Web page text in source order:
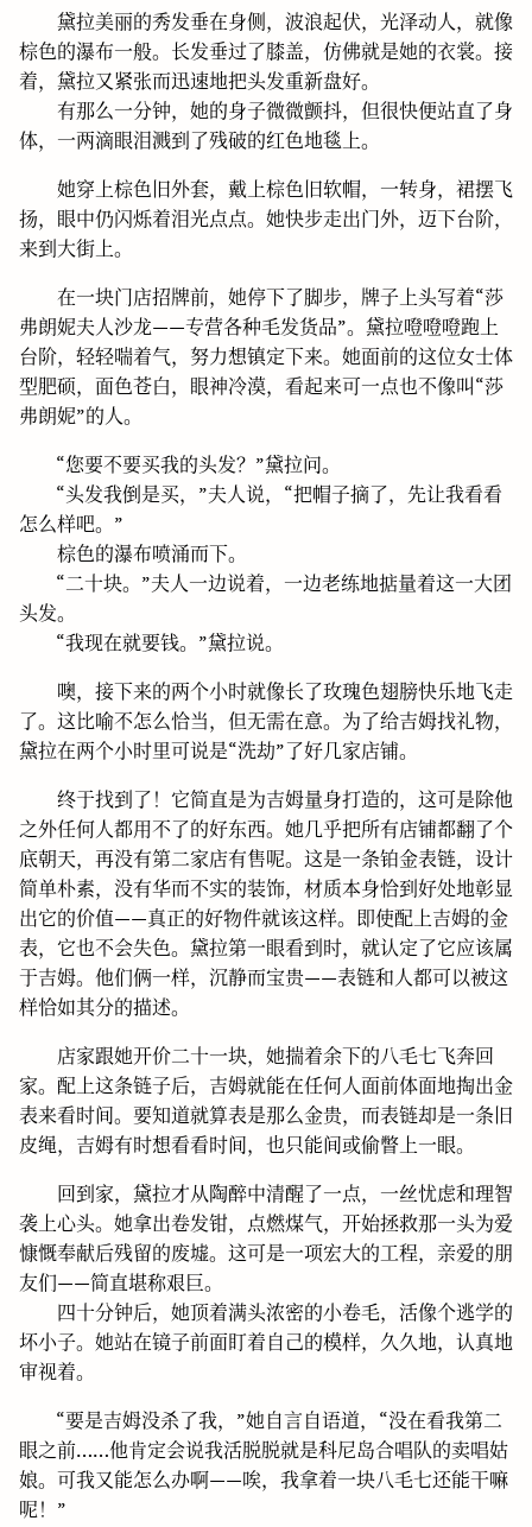
黛拉美丽的秀发垂在身侧，波浪起伏，光泽动人，就像
棕色的瀑布一般。长发垂过了膝盖，仿佛就是她的衣裳。接
着，黛拉又紧张而迅速地把头发重新盘好。
有那么一分钟，她的身子微微颤抖，但很快便站直了身
体，一两滴眼泪溅到了残破的红色地毯上。
她穿上棕色旧外套，戴上棕色旧软帽，一转身，裙摆飞
扬，眼中仍闪烁着泪光点点。她快步走出门外，迈下台阶，
来到大街上。
在一块门店招牌前，她停下了脚步，牌子上头写着“莎
弗朗妮夫人沙龙——专营各种毛发货品”。黛拉噔噔噔跑上
台阶，轻轻喘着气，努力想镇定下来。她面前的这位女士体
型肥硕，面色苍白，眼神冷漠，看起来可一点也不像叫“莎
弗朗妮”的人。
“您要不要买我的头发？”黛拉问。
“头发我倒是买，”夫人说，“把帽子摘了，先让我看看
怎么样吧。”
棕色的瀑布喷涌而下。
“二十块。”夫人一边说着，一边老练地掂量着这一大团
头发。
“我现在就要钱。”黛拉说。
噢，接下来的两个小时就像长了玫瑰色翅膀快乐地飞走
了。这比喻不怎么恰当，但无需在意。为了给吉姆找礼物，
黛拉在两个小时里可说是“洗劫”了好几家店铺。
终于找到了！它简直是为吉姆量身打造的，这可是除他
之外任何人都用不了的好东西。她几乎把所有店铺都翻了个
底朝天，再没有第二家店有售呢。这是一条铂金表链，设计
简单朴素，没有华而不实的装饰，材质本身恰到好处地彰显
出它的价值——真正的好物件就该这样。即使配上吉姆的金
表，它也不会失色。黛拉第一眼看到时，就认定了它应该属
于吉姆。他们俩一样，沉静而宝贵——表链和人都可以被这
样恰如其分的描述。
店家跟她开价二十一块，她揣着余下的八毛七飞奔回
家。配上这条链子后，吉姆就能在任何人面前体面地掏出金
表来看时间。要知道就算表是那么金贵，而表链却是一条旧
皮绳，吉姆有时想看看时间，也只能间或偷瞥上一眼。
回到家，黛拉才从陶醉中清醒了一点，一丝忧虑和理智
袭上心头。她拿出卷发钳，点燃煤气，开始拯救那一头为爱
慷慨奉献后残留的废墟。这可是一项宏大的工程，亲爱的朋
友们——简直堪称艰巨。
四十分钟后，她顶着满头浓密的小卷毛，活像个逃学的
坏小子。她站在镜子前面盯着自己的模样，久久地，认真地
审视着。
“要是吉姆没杀了我，”她自言自语道，“没在看我第二
眼之前……他肯定会说我活脱脱就是科尼岛合唱队的卖唱姑
娘。可我又能怎么办啊——唉，我拿着一块八毛七还能干嘛
呢！”